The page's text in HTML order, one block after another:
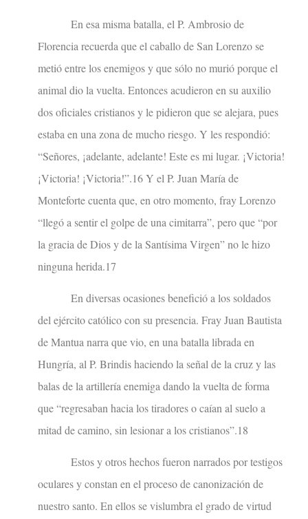
En esa misma batalla, el P. Ambrosio de
Florencia recuerda que el caballo de San Lorenzo se
metió entre los enemigos y que sólo no murió porque el
animal dio la vuelta. Entonces acudieron en su auxilio
dos oficiales cristianos y le pidieron que se alejara, pues
estaba en una zona de mucho riesgo. Y les respondió:
“Señores, ¡adelante, adelante! Este es mi lugar. ¡Victoria!
¡Victoria! ¡Victoria!”.16 Y el P. Juan María de
Monteforte cuenta que, en otro momento, fray Lorenzo
“llegó a sentir el golpe de una cimitarra”, pero que “por
la gracia de Dios y de la Santísima Virgen” no le hizo
ninguna herida.17
En diversas ocasiones benefició a los soldados
del ejército católico con su presencia. Fray Juan Bautista
de Mantua narra que vio, en una batalla librada en
Hungría, al P. Brindis haciendo la señal de la cruz y las
balas de la artillería enemiga dando la vuelta de forma
que “regresaban hacia los tiradores o caían al suelo a
mitad de camino, sin lesionar a los cristianos”.18
Estos y otros hechos fueron narrados por testigos
oculares y constan en el proceso de canonización de
nuestro santo. En ellos se vislumbra el grado de virtud